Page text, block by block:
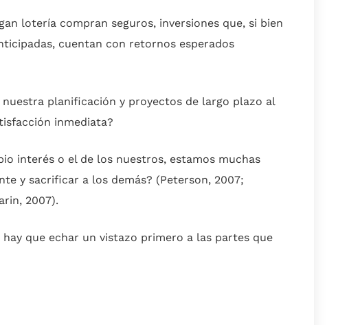
lotería compran seguros, inversiones que, si bien
cuentan con retornos esperados
planificación y proyectos de largo plazo al
inmediata?
interés o el de los nuestros, estamos muchas
y sacrificar a los demás? (Peterson, 2007;
2007).
que echar un vistazo primero a las partes que